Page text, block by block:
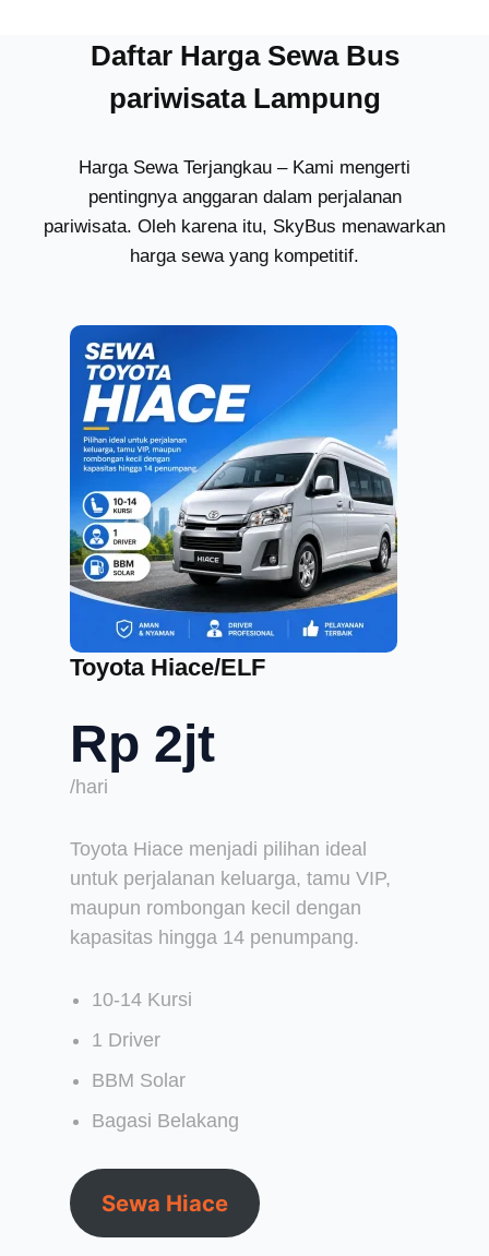
Daftar Harga Sewa Bus
pariwisata Lampung
Harga Sewa Terjangkau – Kami mengerti
pentingnya anggaran dalam perjalanan
pariwisata. Oleh karena itu, SkyBus menawarkan
harga sewa yang kompetitif.
Toyota Hiace/ELF
Rp 2jt
/hari
Toyota Hiace menjadi pilihan ideal
untuk perjalanan keluarga, tamu VIP,
maupun rombongan kecil dengan
kapasitas hingga 14 penumpang.
10-14 Kursi
1 Driver
BBM Solar
Bagasi Belakang
Sewa Hiace